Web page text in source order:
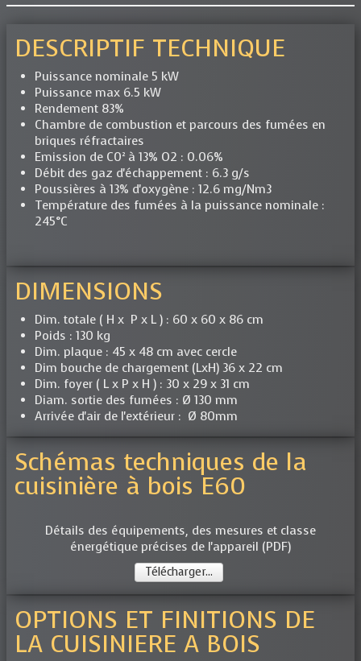
DESCRIPTIF TECHNIQUE
Puissance nominale 5 kW
Puissance max 6.5 kW
Rendement 83%
Chambre de combustion et parcours des fumées en
briques réfractaires
Emission de C0² à 13% O2 : 0.06%
Débit des gaz d'échappement : 6.3 g/s
Poussières à 13% d'oxygène : 12.6 mg/Nm3
Température des fumées à la puissance nominale :
245°C
DIMENSIONS
Dim. totale ( H x P x L ) : 60 x 60 x 86 cm
Poids : 130 kg
Dim. plaque : 45 x 48 cm avec cercle
Dim bouche de chargement (LxH) 36 x 22 cm
Dim. foyer ( L x P x H ) : 30 x 29 x 31 cm
Diam. sortie des fumées : Ø 130 mm
Arrivée d'air de l'extérieur : Ø 80mm
Schémas techniques de la
cuisinière à bois E60
Détails des équipements, des mesures et classe
énergétique précises de l'appareil (PDF)
Télécharger...
OPTIONS ET FINITIONS DE
LA CUISINIERE A BOIS